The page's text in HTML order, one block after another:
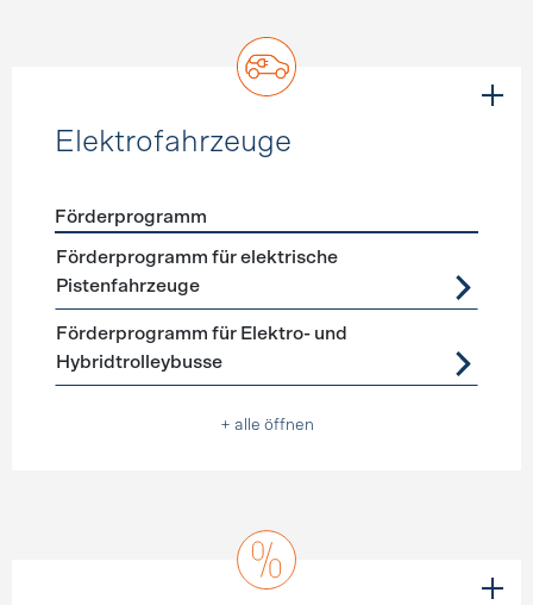
Elektrofahrzeuge
Förderprogramme Elektrofahrzeuge
Förderprogramm
Förderprogramm für elektrische
Pistenfahrzeuge
Förderprogramm für Elektro- und
Hybridtrolleybusse
+ alle öffnen